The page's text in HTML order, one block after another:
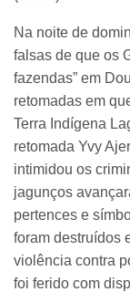
Na noite de
falsas de que os
fazendas” em
retomadas em
Terra Indígena
retomada Yvy
intimidou os
jagunços
pertences e
foram destruídos
violência contra
foi ferido com